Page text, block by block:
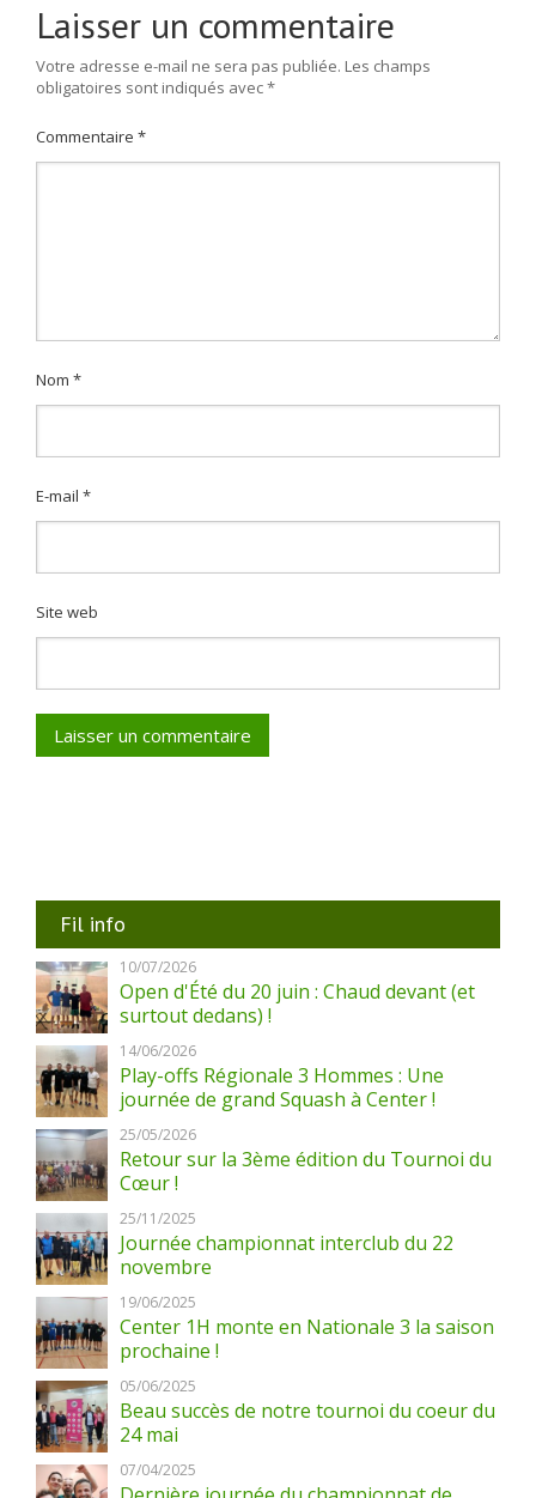
Laisser un commentaire
Votre adresse e-mail ne sera pas publiée. Les champs
obligatoires sont indiqués avec*
Commentaire *
Nom *
E-mail *
Site web
Fil info
10/07/2026
Open d'Été du 20 juin : Chaud devant (et
surtout dedans) !
14/06/2026
Play-offs Régionale 3 Hommes : Une
journée de grand Squash à Center !
25/05/2026
Retour sur la 3ème édition du Tournoi du
Cœur !
25/11/2025
Journée championnat interclub du 22
novembre
19/06/2025
Center 1H monte en Nationale 3 la saison
prochaine !
05/06/2025
Beau succès de notre tournoi du coeur du
24 mai
07/04/2025